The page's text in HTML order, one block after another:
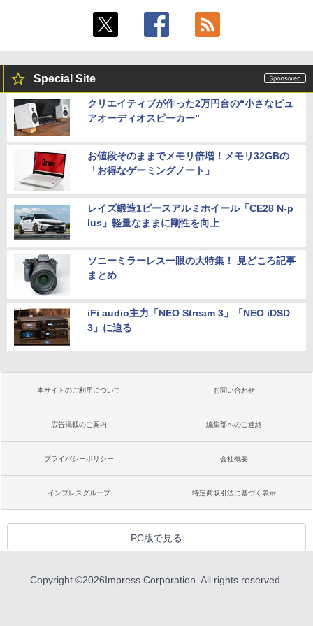
Special Site
クリエイティブが作った2万円台の“小さなピュ
アオーディオスピーカー”
お値段そのままでメモリ倍増！メモリ32GBの
「お得なゲーミングノート」
レイズ鍛造1ピースアルミホイール「CE28 N-p
lus」軽量なままに剛性を向上
ソニーミラーレス一眼の大特集！ 見どころ記事
まとめ
iFi audio主力「NEO Stream 3」「NEO iDSD
3」に迫る
本サイトのご利用について お問い合わせ
広告掲載のご案内 編集部へのご連絡
プライバシーポリシー 会社概要
インプレスグループ 特定商取引法に基づく表示
PC版で見る
Copyright ©2026Impress Corporation. All rights reserved.